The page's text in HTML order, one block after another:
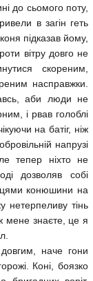
до сьомого поту,
в загін геть
підказав йому,
вітру довго не
скореним,
насправжки.
аби люди не
і рвав голоблі
на батіг, ніж
напрузі
тепер ніхто не
дозволяв собі
конюшини на
нетерпеливу тінь
мене знаєте, це я
наче гони
Коні, боязко